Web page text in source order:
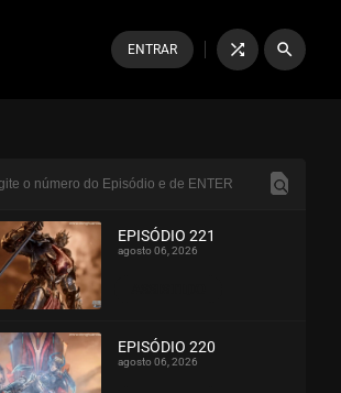
ENTRAR shuffle search
EPISÓDIO 221
agosto 06, 2026
EPISÓDIO 220
agosto 06, 2026